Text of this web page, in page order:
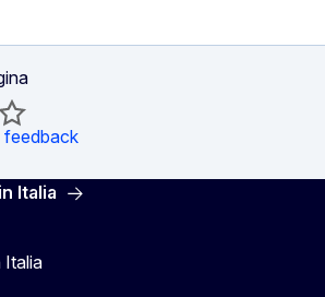
feedback
Italia
Italia